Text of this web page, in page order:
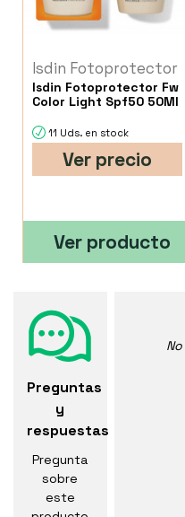
Isdin Fotoprotector
Isdin Fotoprotector Fw
Color Light Spf50 50Ml
11 Uds. en stock
Ver precio
Ver producto
Preguntas
y
respuestas
Pregunta
sobre
este